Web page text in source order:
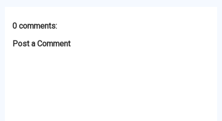
0 comments:
Post a Comment